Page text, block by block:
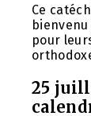
Ce
pour
25